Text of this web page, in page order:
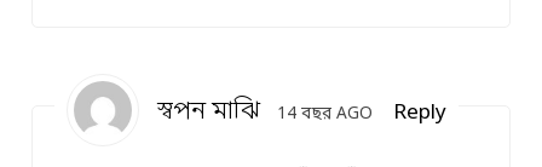
স্বপন মাঝি 14 বছর AGO Reply